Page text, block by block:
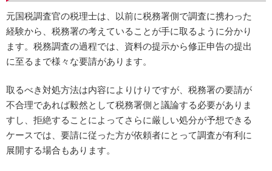
元国税調査官の税理士は、以前に税務署側で調査に携わった
経験から、税務署の考えていることが手に取るように分かり
ます。税務調査の過程では、資料の提示から修正申告の提出
に至るまで様々な要請があります。
取るべき対処方法は内容によりけりですが、税務署の要請が
不合理であれば毅然として税務署側と議論する必要がありま
すし、拒絶することによってさらに厳しい処分が予想できる
ケースでは、要請に従った方が依頼者にとって調査が有利に
展開する場合もあります。